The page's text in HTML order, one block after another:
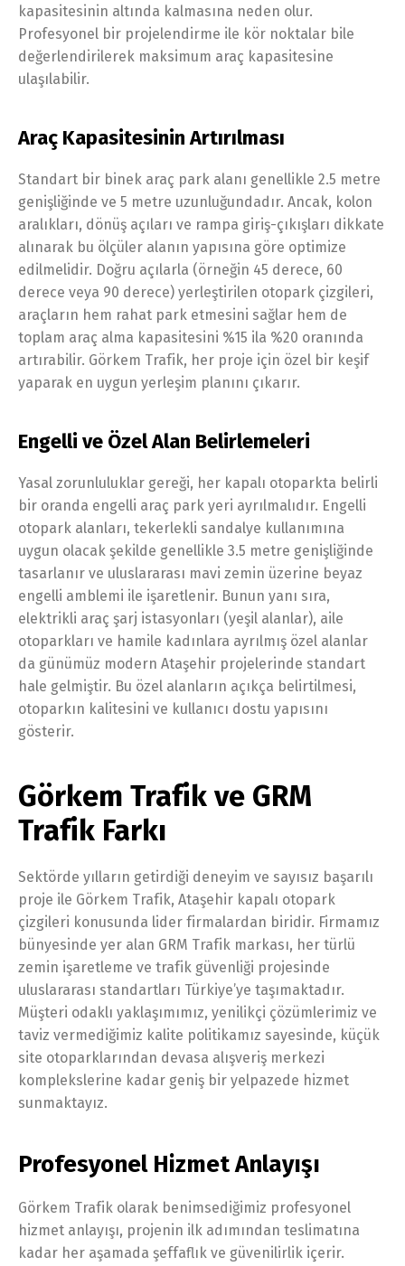
kapasitesinin altında kalmasına neden olur.
Profesyonel bir projelendirme ile kör noktalar bile
değerlendirilerek maksimum araç kapasitesine
ulaşılabilir.
Araç Kapasitesinin Artırılması
Standart bir binek araç park alanı genellikle 2.5 metre
genişliğinde ve 5 metre uzunluğundadır. Ancak, kolon
aralıkları, dönüş açıları ve rampa giriş-çıkışları dikkate
alınarak bu ölçüler alanın yapısına göre optimize
edilmelidir. Doğru açılarla (örneğin 45 derece, 60
derece veya 90 derece) yerleştirilen otopark çizgileri,
araçların hem rahat park etmesini sağlar hem de
toplam araç alma kapasitesini %15 ila %20 oranında
artırabilir. Görkem Trafik, her proje için özel bir keşif
yaparak en uygun yerleşim planını çıkarır.
Engelli ve Özel Alan Belirlemeleri
Yasal zorunluluklar gereği, her kapalı otoparkta belirli
bir oranda engelli araç park yeri ayrılmalıdır. Engelli
otopark alanları, tekerlekli sandalye kullanımına
uygun olacak şekilde genellikle 3.5 metre genişliğinde
tasarlanır ve uluslararası mavi zemin üzerine beyaz
engelli amblemi ile işaretlenir. Bunun yanı sıra,
elektrikli araç şarj istasyonları (yeşil alanlar), aile
otoparkları ve hamile kadınlara ayrılmış özel alanlar
da günümüz modern Ataşehir projelerinde standart
hale gelmiştir. Bu özel alanların açıkça belirtilmesi,
otoparkın kalitesini ve kullanıcı dostu yapısını
gösterir.
Görkem Trafik ve GRM
Trafik Farkı
Sektörde yılların getirdiği deneyim ve sayısız başarılı
proje ile Görkem Trafik, Ataşehir kapalı otopark
çizgileri konusunda lider firmalardan biridir. Firmamız
bünyesinde yer alan GRM Trafik markası, her türlü
zemin işaretleme ve trafik güvenliği projesinde
uluslararası standartları Türkiye’ye taşımaktadır.
Müşteri odaklı yaklaşımımız, yenilikçi çözümlerimiz ve
taviz vermediğimiz kalite politikamız sayesinde, küçük
site otoparklarından devasa alışveriş merkezi
komplekslerine kadar geniş bir yelpazede hizmet
sunmaktayız.
Profesyonel Hizmet Anlayışı
Görkem Trafik olarak benimsediğimiz profesyonel
hizmet anlayışı, projenin ilk adımından teslimatına
kadar her aşamada şeffaflık ve güvenilirlik içerir.